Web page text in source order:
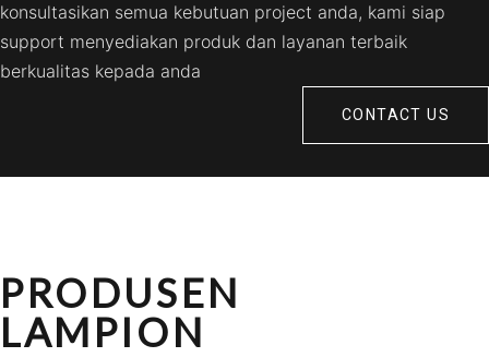
konsultasikan semua kebutuan project anda, kami siap
support menyediakan produk dan layanan terbaik
berkualitas kepada anda
CONTACT US
PRODUSEN
LAMPION